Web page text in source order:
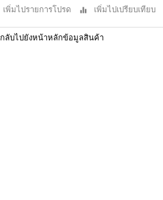
เพิ่มไปรายการโปรด เพิ่มไปเปรียบเทียบ
กลับไปยังหน้าหลักข้อมูลสินค้า